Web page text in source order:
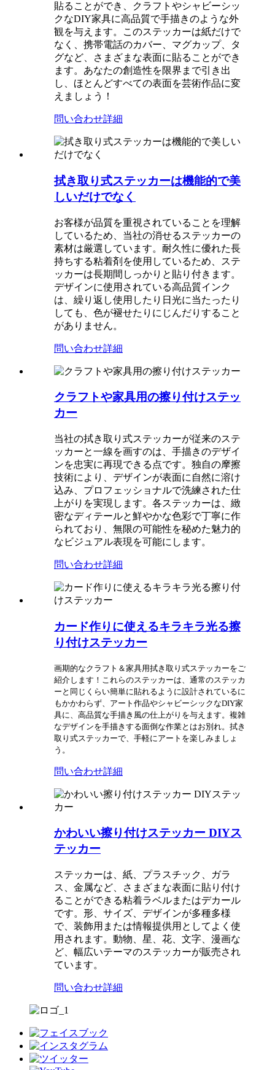
貼ることができ、クラフトやシャビーシッ
クなDIY家具に高品質で手描きのような外
観を与えます。このステッカーは紙だけで
なく、携帯電話のカバー、マグカップ、タ
グなど、さまざまな表面に貼ることができ
ます。あなたの創造性を限界まで引き出
し、ほとんどすべての表面を芸術作品に変
えましょう！
問い合わせ詳細
拭き取り式ステッカーは機能的で美
しいだけでなく
お客様が品質を重視されていることを理解
しているため、当社の消せるステッカーの
素材は厳選しています。耐久性に優れた長
持ちする粘着剤を使用しているため、ステ
ッカーは長期間しっかりと貼り付きます。
デザインに使用されている高品質インク
は、繰り返し使用したり日光に当たったり
しても、色が褪せたりにじんだりすること
がありません。
問い合わせ詳細
クラフトや家具用の擦り付けステッ
カー
当社の拭き取り式ステッカーが従来のステ
ッカーと一線を画すのは、手描きのデザイ
ンを忠実に再現できる点です。独自の摩擦
技術により、デザインが表面に自然に溶け
込み、プロフェッショナルで洗練された仕
上がりを実現します。各ステッカーは、緻
密なディテールと鮮やかな色彩で丁寧に作
られており、無限の可能性を秘めた魅力的
なビジュアル表現を可能にします。
問い合わせ詳細
カード作りに使えるキラキラ光る擦
り付けステッカー
画期的なクラフト＆家具用拭き取り式ステッカーをご
紹介します！これらのステッカーは、通常のステッカ
ーと同じくらい簡単に貼れるように設計されているに
もかかわらず、アート作品やシャビーシックなDIY家
具に、高品質な手描き風の仕上がりを与えます。複雑
なデザインを手描きする面倒な作業とはお別れ。拭き
取り式ステッカーで、手軽にアートを楽しみましょ
う。
問い合わせ詳細
かわいい擦り付けステッカー DIYス
テッカー
ステッカーは、紙、プラスチック、ガラ
ス、金属など、さまざまな表面に貼り付け
ることができる粘着ラベルまたはデカール
です。形、サイズ、デザインが多種多様
で、装飾用または情報提供用としてよく使
用されます。動物、星、花、文字、漫画な
ど、幅広いテーマのステッカーが販売され
ています。
問い合わせ詳細